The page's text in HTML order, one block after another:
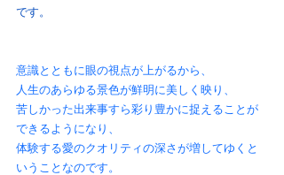
です。
意識とともに眼の視点が上がるから、
人生のあらゆる景色が鮮明に美しく映り、
苦しかった出来事すら彩り豊かに捉えることが
できるようになり、
体験する愛のクオリティの深さが増してゆくと
いうことなのです。